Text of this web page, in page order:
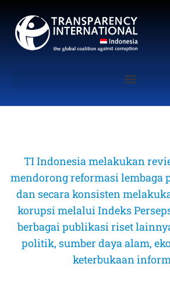
TI Indonesia melakukan
mendorong reformasi lembaga
dan secara konsisten
korupsi melalui Indeks
berbagai publikasi riset
politik, sumber daya alam,
keterbukaan